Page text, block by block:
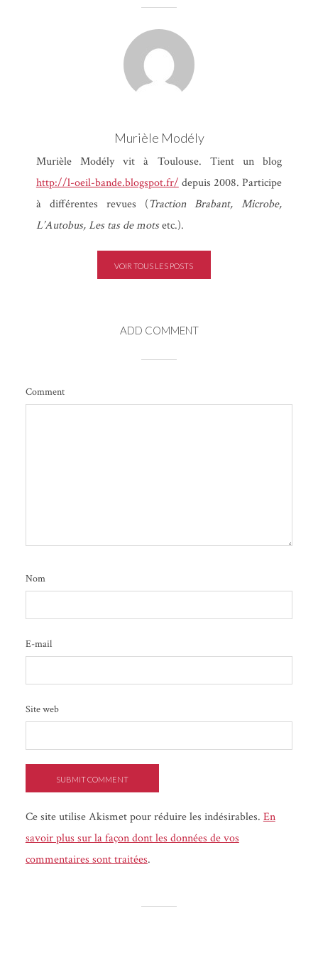
Je te vois (extraits)
Murièle Modély
Murièle Modély
Murièle Modély vit à Toulouse. Tient un blog
http://l-oeil-bande.blogspot.fr/ depuis 2008. Participe
à différentes revues (Traction Brabant, Microbe,
L’Autobus, Les tas de motsetc.).
VOIR TOUS LES POSTS
ADD COMMENT
Comment
Nom
E-mail
Site web
Ce site utilise Akismet pour réduire les indésirables. En
savoir plus sur la façon dont les données de vos
commentaires sont traitées.